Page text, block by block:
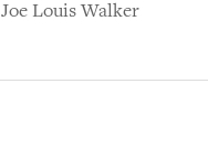
Joe Louis Walker